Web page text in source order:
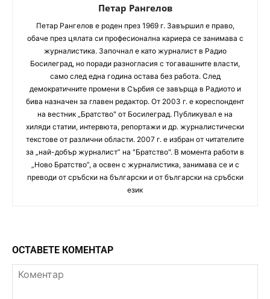
Петар Рангелов
Петaр Рангелов е роден през 1969 г. Завършил е право,
обаче през цялата си професионална кариера се занимава с
журналистика. Започнал е като журналист в Радио
Босилеград, но поради разногласия с тогавашните власти,
само след една година остава без работа. След
демократичните промени в Сърбия се завърща в Радиото и
бива назначен за главен редактор. От 2003 г. е кореспондент
на вестник „Братство" от Босилеград. Публикувал е на
хиляди статии, интервюта, репортажи и др. журналистически
текстове от различни области. 2007 г. е избран от читателите
за „най-добър журналист” на "Братство". В момента работи в
„Ново Братство”, а освен с журналистика, занимава се и с
преводи от сръбски на български и от български на сръбски
език
ОСТАВЕТЕ КОМЕНТАР